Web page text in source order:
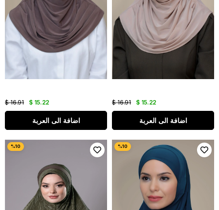
$ 15.22
$ 16.91
اضافة الى العربة
$ 15.22
$ 16.91
اضافة الى العربة